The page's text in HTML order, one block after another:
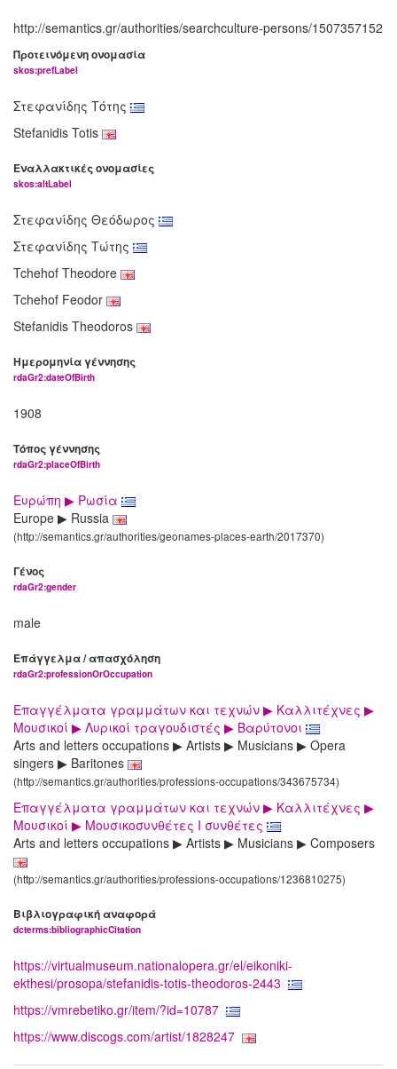
http://semantics.gr/authorities/searchculture-persons/1507357152
Προτεινόμενη ονομασία
skos:prefLabel
Στεφανίδης Τότης
Stefanidis Totis
Εναλλακτικές ονομασίες
skos:altLabel
Στεφανίδης Θεόδωρος
Στεφανίδης Τώτης
Tchehof Theodore
Tchehof Feodor
Stefanidis Theodoros
Ημερομηνία γέννησης
rdaGr2:dateOfBirth
1908
Τόπος γέννησης
rdaGr2:placeOfBirth
Ευρώπη ▶ Ρωσία
Europe ▶ Russia
(http://semantics.gr/authorities/geonames-places-earth/2017370)
Γένος
rdaGr2:gender
male
Επάγγελμα / απασχόληση
rdaGr2:professionOrOccupation
Επαγγέλματα γραμμάτων και τεχνών ▶ Καλλιτέχνες ▶
Μουσικοί ▶ Λυρικοί τραγουδιστές ▶ Βαρύτονοι
Arts and letters occupations ▶ Artists ▶ Musicians ▶ Opera
singers ▶ Baritones
(http://semantics.gr/authorities/professions-occupations/343675734)
Επαγγέλματα γραμμάτων και τεχνών ▶ Καλλιτέχνες ▶
Μουσικοί ▶ Μουσικοσυνθέτες I συνθέτες
Arts and letters occupations ▶ Artists ▶ Musicians ▶ Composers
(http://semantics.gr/authorities/professions-occupations/1236810275)
Βιβλιογραφική αναφορά
dcterms:bibliographicCitation
https://virtualmuseum.nationalopera.gr/el/eikoniki-
ekthesi/prosopa/stefanidis-totis-theodoros-2443
https://vmrebetiko.gr/item/?id=10787
https://www.discogs.com/artist/1828247